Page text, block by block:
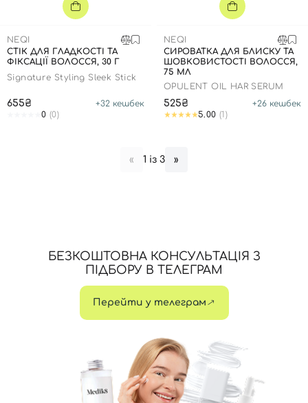
NEQI
СТІК ДЛЯ ГЛАДКОСТІ ТА
ФІКСАЦІЇ ВОЛОССЯ, 30 Г
Signature Styling Sleek Stick
655₴ +32 кешбек
0 (0)
NEQI
CИРОВАТКА ДЛЯ БЛИСКУ ТА
ШОВКОВИСТОСТІ ВОЛОССЯ,
75 МЛ
OPULENT OIL HAR SERUM
525₴ +26 кешбек
5.00 (1)
« 1 із 3 »
БЕЗКОШТОВНА КОНСУЛЬТАЦІЯ З
ПІДБОРУ В ТЕЛЕГРАМ
Перейти у телеграм